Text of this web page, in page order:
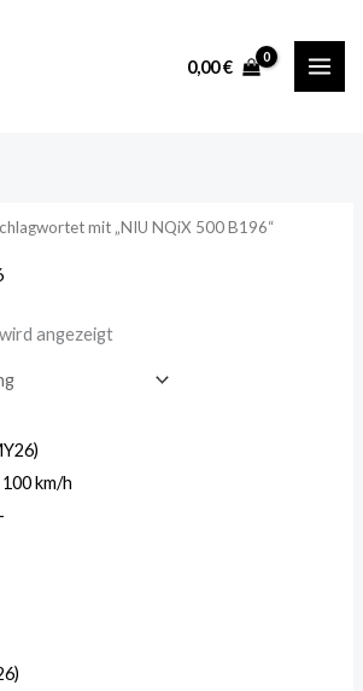
0,00€
e
mit „NIU NQiX 500 B196“
angezeigt